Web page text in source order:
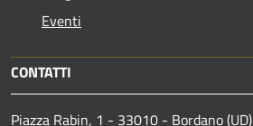
Eventi
CONTATTI
Piazza Rabin, 1 - 33010 - Bordano (UD)